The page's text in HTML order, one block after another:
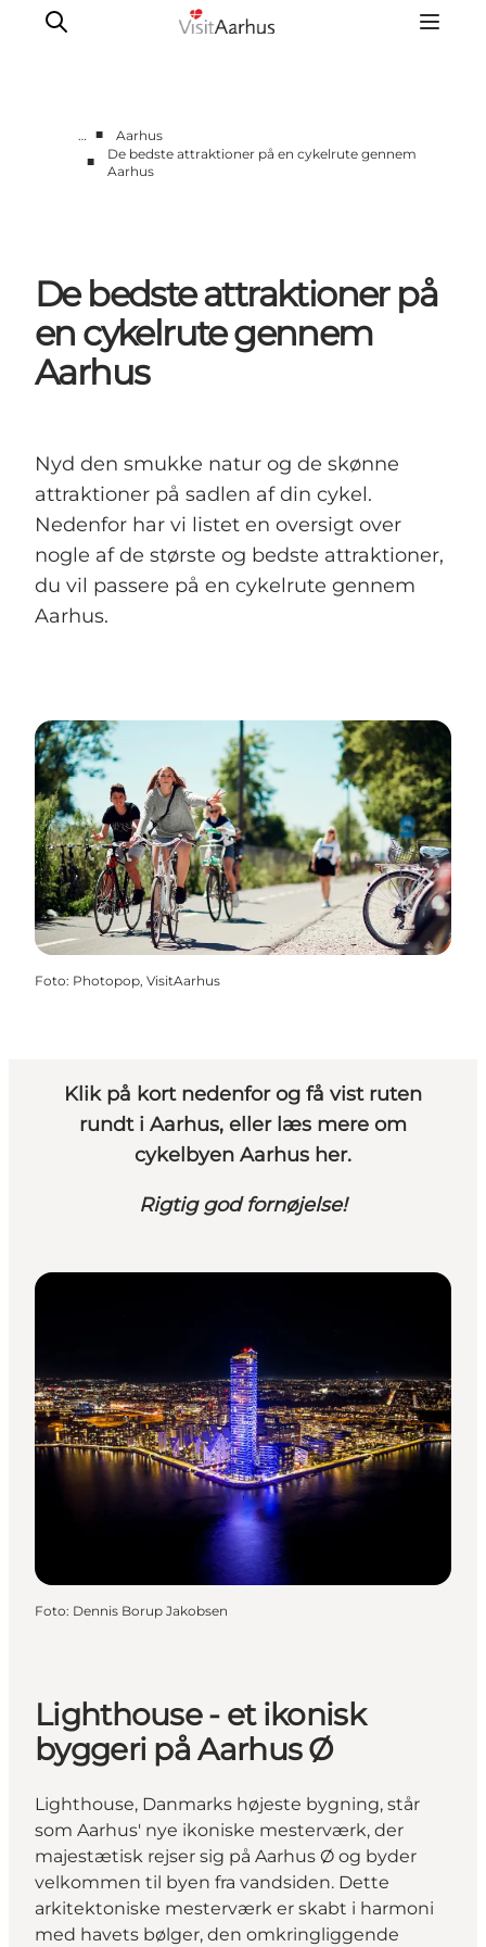
Byer og steder
Randers
Silkeborg
Viborg
Favrskov
… ■
Aarhus
■
De bedste attraktioner på en cykelrute gennem
Aarhus
De bedste attraktioner på
en cykelrute gennem
Aarhus
Nyd den smukke natur og de skønne
attraktioner på sadlen af din cykel.
Nedenfor har vi listet en oversigt over
nogle af de største og bedste attraktioner,
du vil passere på en cykelrute gennem
Aarhus.
Foto: Photopop, VisitAarhus
Klik på kort nedenfor og få vist ruten
rundt i Aarhus, eller læs mere om
cykelbyen Aarhus her.
Rigtig god fornøjelse!
Foto: Dennis Borup Jakobsen
Lighthouse - et ikonisk
byggeri på Aarhus Ø
Lighthouse, Danmarks højeste bygning, står
som Aarhus' nye ikoniske mesterværk, der
majestætisk rejser sig på Aarhus Ø og byder
velkommen til byen fra vandsiden. Dette
arkitektoniske mesterværk er skabt i harmoni
med havets bølger, den omkringliggende